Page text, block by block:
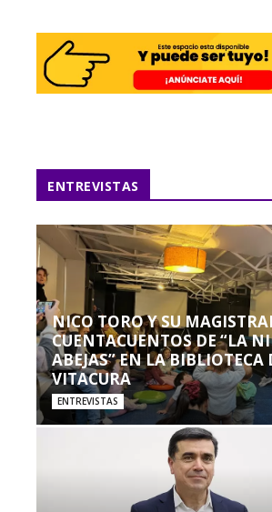
ENTREVISTAS
NICO TORO Y SU
CUENTACUENTOS DE “LA
ABEJAS” EN LA BIBLIOTECA
VITACURA
ENTREVISTAS